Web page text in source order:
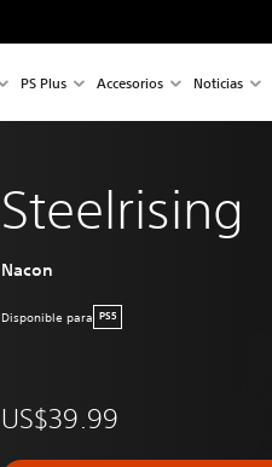
PS Plus Accesorios Noticias
Steelrising
Nacon
Disponible para PS5
US$39.99